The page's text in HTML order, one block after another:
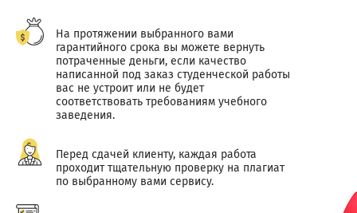
На протяжении выбранного вами
гарантийного срока вы можете вернуть
потраченные деньги, если качество
написанной под заказ студенческой работы
вас не устроит или не будет
соответствовать требованиям учебного
заведения.
Перед сдачей клиенту, каждая работа
проходит тщательную проверку на плагиат
по выбранному вами сервису.